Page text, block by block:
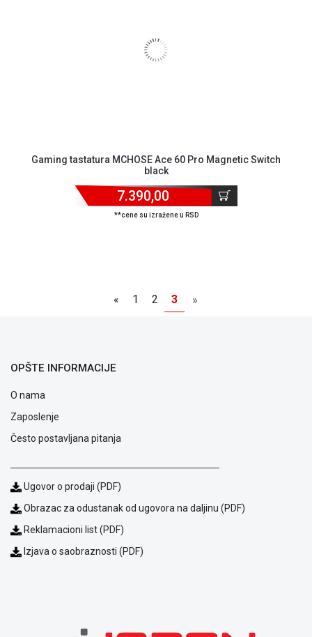
Gaming tastatura MCHOSE Ace 60 Pro Magnetic Switch
black
7.390,00
**cene su izražene u RSD
« 1 2 3 »
OPŠTE INFORMACIJE
O nama
Zaposlenje
Često postavljana pitanja
Ugovor o prodaji (PDF)
Obrazac za odustanak od ugovora na daljinu (PDF)
Reklamacioni list (PDF)
Izjava o saobraznosti (PDF)